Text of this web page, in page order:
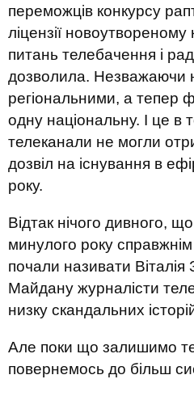
переможців конкурсу
ліцензії
питань телебачення і
дозволила. Незважаючи
регіональними, а тепер
одну національну. І це в
телеканали не могли
дозвіл на існування в
року.
Відтак нічого дивного,
минулого року
почали називати Віталія
Майдану журналісти
низку скандальних
Але поки що залишимо
повернемось до більш